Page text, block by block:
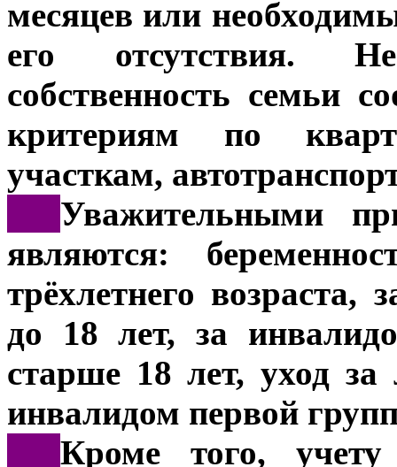
месяцев или
его отсутствия.
собственность семьи
критериям по
участкам,
Уважительными
являются:
трёхлетнего возраста,
до 18 лет, за
старше 18 лет, уход
инвалидом первой
Кроме того,